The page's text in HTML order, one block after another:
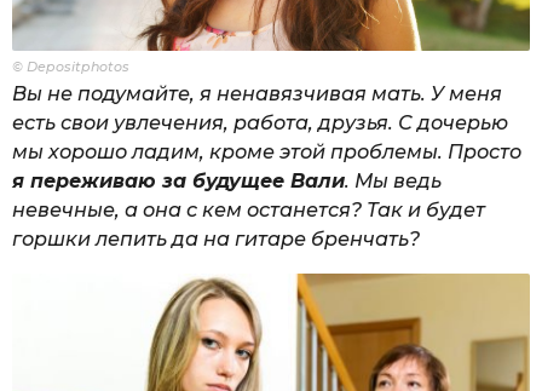
© Depositphotos
Вы не подумайте, я ненавязчивая мать. У меня
есть свои увлечения, работа, друзья. С дочерью
мы хорошо ладим, кроме этой проблемы. Просто
я переживаю за будущее Вали. Мы ведь
невечные, а она с кем останется? Так и будет
горшки лепить да на гитаре бренчать?